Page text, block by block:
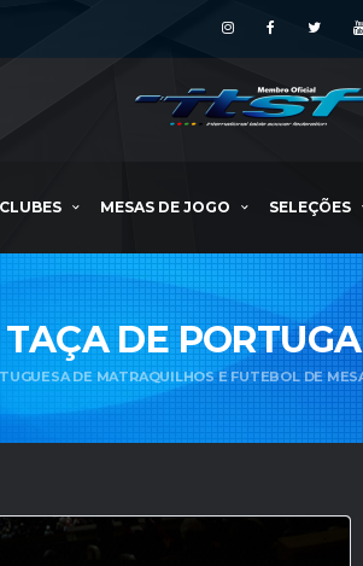
CLUBES MESAS DE JOGO SELEÇÕES
DE
DE MATRAQUILHOS E FUTEBOL DE